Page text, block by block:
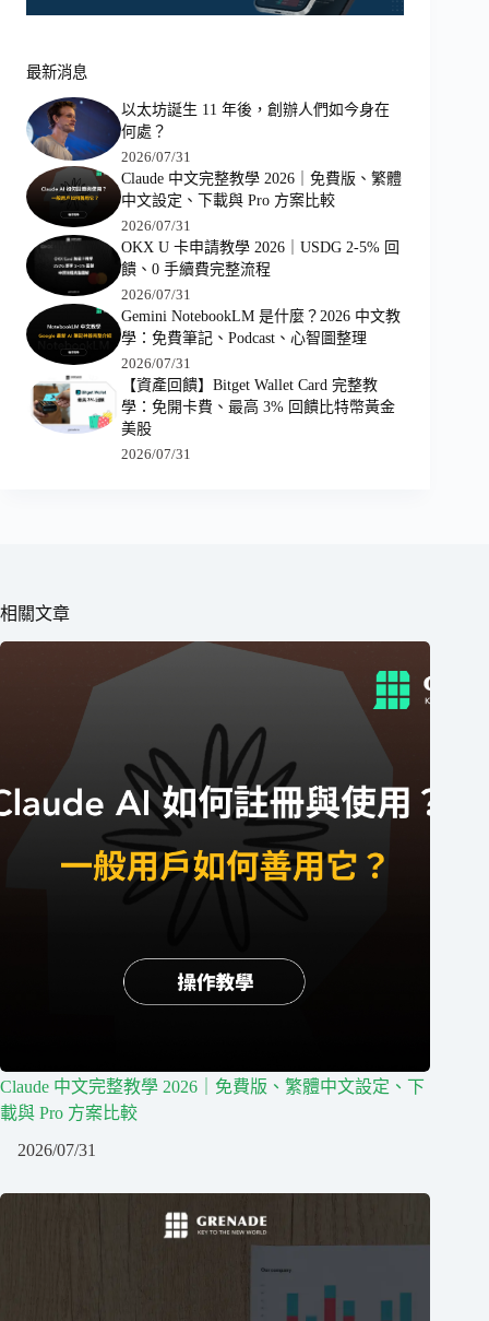
最新消息
以太坊誕生 11 年後，創辦人們如今身在
何處？
2026/07/31
Claude 中文完整教學 2026｜免費版、繁體
中文設定、下載與 Pro 方案比較
2026/07/31
OKX U 卡申請教學 2026｜USDG 2-5% 回
饋、0 手續費完整流程
2026/07/31
Gemini NotebookLM 是什麼？2026 中文教
學：免費筆記、Podcast、心智圖整理
2026/07/31
【資產回饋】Bitget Wallet Card 完整教
學：免開卡費、最高 3% 回饋比特幣黃金
美股
2026/07/31
相關文章
Claude 中文完整教學 2026｜免費版、繁體中文設定、下
載與 Pro 方案比較
2026/07/31